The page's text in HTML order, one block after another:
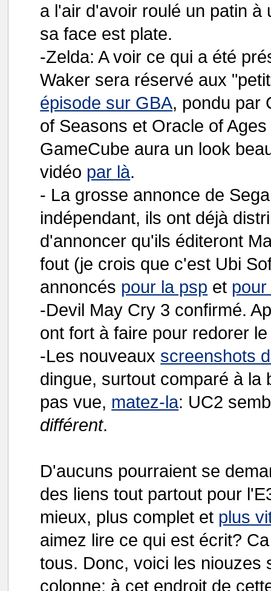
a l'air d'avoir roulé un patin
sa face est plate.
-Zelda: A voir ce qui a été
Waker sera réservé aux
épisode sur GBA, pondu par
of Seasons et Oracle of
GameCube aura un look
vidéo par là.
- La grosse annonce de
indépendant, ils ont déjà
d'annoncer qu'ils éditeront
fout (je crois que c'est Ubi
annoncés pour la psp et
-Devil May Cry 3 confirmé.
ont fort à faire pour redorer
-Les nouveaux screenshots
dingue, surtout comparé à
pas vue, matez-la: UC2
différent.
D'aucuns pourraient se
des liens tout partout pour
mieux, plus complet et plus
aimez lire ce qui est écrit?
tous. Donc, voici les niouzes
colonne: à cet endroit de